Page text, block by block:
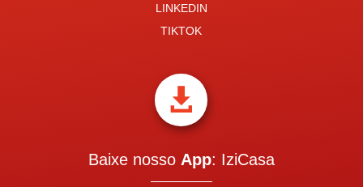
LINKEDIN
TIKTOK

Baixe nosso App: IziCasa